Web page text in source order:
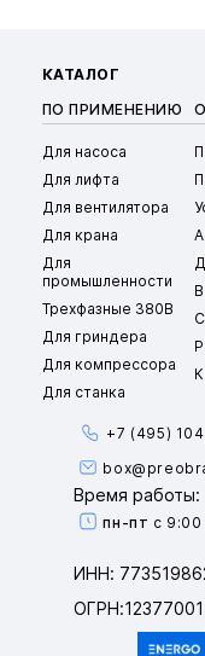
КАТАЛОГ
ПО ПРИМЕНЕНИЮ
Для насоса
Для лифта
Для вентилятора
Для крана
Для
промышленности
Трехфазные 380В
Для гриндера
Для компрессора
Для станка
+7 (495)
Время работы:
пн-пт с
ИНН: